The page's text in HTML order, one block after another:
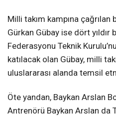
Milli takım kampına
Gürkan Gübay ise dört yıldır
Federasyonu Teknik
katılacak olan Gübay, milli
uluslararası alanda temsil
Öte yandan, Baykan Arslan
Antrenörü Baykan Arslan da